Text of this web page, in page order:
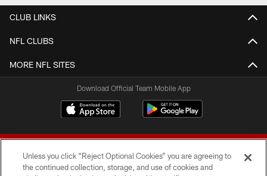
CLUB LINKS
NFL CLUBS
MORE NFL SITES
Download Official Team Mobile App
Unless you click “Reject Optional Cookies” you are agreeing to
the continued collection, storage, and use of cookies and